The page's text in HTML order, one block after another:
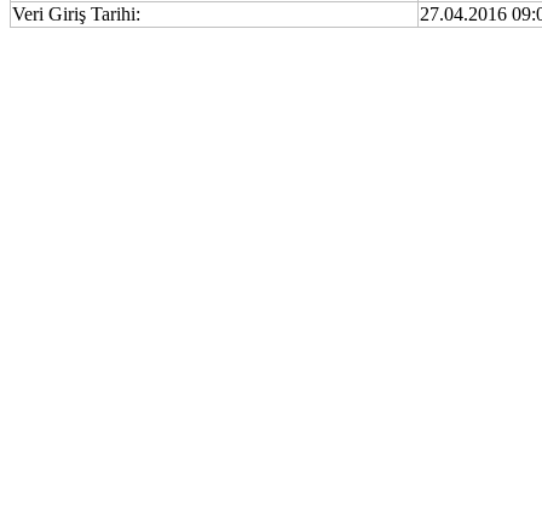
Veri Giriş Tarihi:
27.04.2016